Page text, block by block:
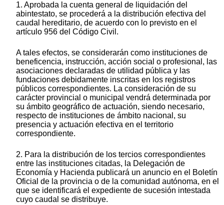
1. Aprobada la cuenta general de liquidación del
abintestato, se procederá a la distribución efectiva del
caudal hereditario, de acuerdo con lo previsto en el
artículo 956 del Código Civil.
A tales efectos, se considerarán como instituciones de
beneficencia, instrucción, acción social o profesional, las
asociaciones declaradas de utilidad pública y las
fundaciones debidamente inscritas en los registros
públicos correspondientes. La consideración de su
carácter provincial o municipal vendrá determinada por
su ámbito geográfico de actuación, siendo necesario,
respecto de instituciones de ámbito nacional, su
presencia y actuación efectiva en el territorio
correspondiente.
2. Para la distribución de los tercios correspondientes
entre las instituciones citadas, la Delegación de
Economía y Hacienda publicará un anuncio en el Boletín
Oficial de la provincia o de la comunidad autónoma, en el
que se identificará el expediente de sucesión intestada
cuyo caudal se distribuye.